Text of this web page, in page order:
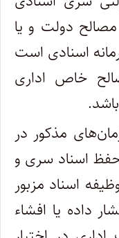
دولت و یا
اسنادی است
خاص اداری
مذکور در
حفظ اسناد سری و
اسناد‌ مزبور
داده یا افشاء